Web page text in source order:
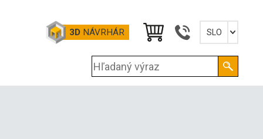
3D NÁVRHÁR SLO
English